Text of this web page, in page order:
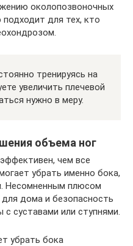
околопозвоночных
для тех, кто
тренируясь на
увеличить плечевой
нужно в меру.
объема ног
чем все
убрать именно бока,
Несомненным плюсом
дома и безопасность
суставами или ступнями.
убрать бока